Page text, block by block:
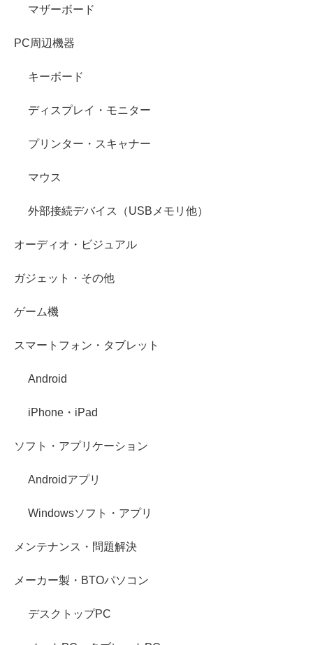
マザーボード
PC周辺機器
キーボード
ディスプレイ・モニター
プリンター・スキャナー
マウス
外部接続デバイス（USBメモリ他）
オーディオ・ビジュアル
ガジェット・その他
ゲーム機
スマートフォン・タブレット
Android
iPhone・iPad
ソフト・アプリケーション
Androidアプリ
Windowsソフト・アプリ
メンテナンス・問題解決
メーカー製・BTOパソコン
デスクトップPC